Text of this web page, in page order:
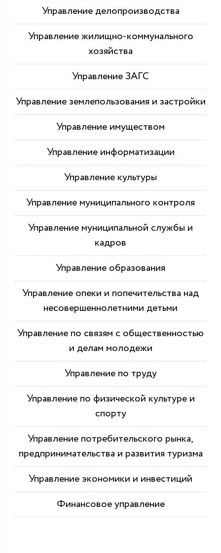
Управление делопроизводства
Управление жилищно-коммунального
хозяйства
Управление ЗАГС
Управление землепользования и застройки
Управление имуществом
Управление информатизации
Управление культуры
Управление муниципального контроля
Управление муниципальной службы и
кадров
Управление образования
Управление опеки и попечительства над
несовершеннолетними детьми
Управление по связям с общественностью
и делам молодежи
Управление по труду
Управление по физической культуре и
спорту
Управление потребительского рынка,
предпринимательства и развития туризма
Управление экономики и инвестиций
Финансовое управление